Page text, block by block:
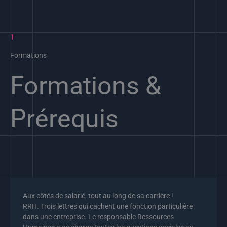
1
Formations
Formations &
Prérequis
Aux côtés de salarié, tout au long de sa carrière !
RRH. Trois lettres qui cachent une fonction particulière
dans une entreprise. Le responsable Ressources